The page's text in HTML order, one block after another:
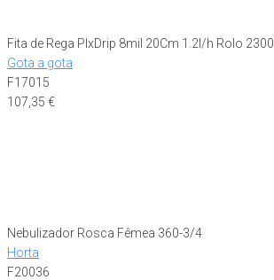
Fita de Rega PlxDrip 8mil 20Cm 1.2l/h Rolo 2300
Gota a gota
F17015
107,35 €
Nebulizador Rosca Fêmea 360-3/4
Horta
F20036